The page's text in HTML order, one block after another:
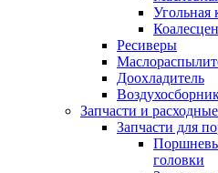
Угольная
Ресиверы
Доохладитель
Запчасти и
Запчасти для
головки